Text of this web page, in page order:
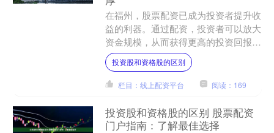
在福州，股票配资已成为投资者提升收
益的利器。通过配资，投资者可以放大
资金规模，从而获得更高的投资回报。
* **安全可靠：**持有监管机构颁发的
合法牌照，确保您....
投资股和资格股的区别
栏目：线上配资平台 阅读：169
投资股和资格股的区别 股票配资
门户指南：了解最佳选择